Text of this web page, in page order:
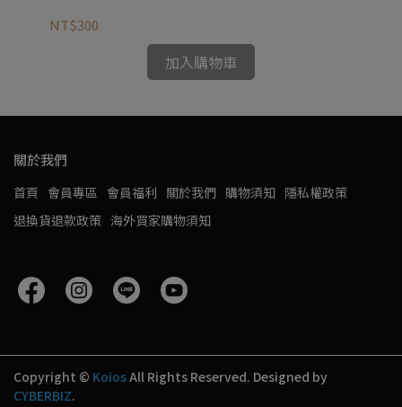
NT$300
加入購物車
關於我們
首頁 會員專區 會員福利 關於我們 購物須知 隱私權政策
退換貨退款政策 海外買家購物須知
Copyright © KoiosAll Rights Reserved. Designed by
CYBERBIZ.